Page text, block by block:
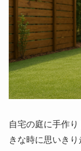
自宅の庭に手作
きな時に思いきり